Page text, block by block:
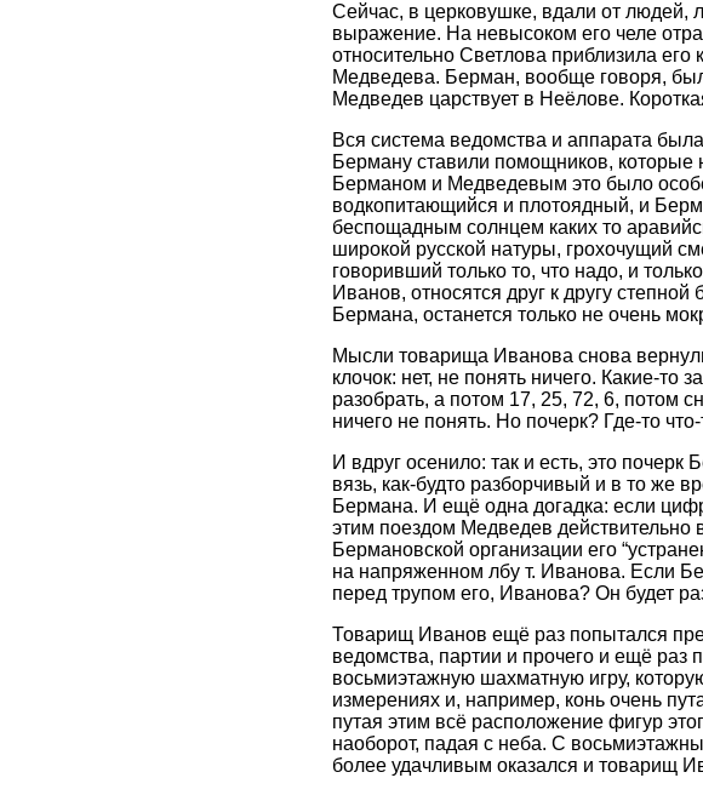
Сейчас, в церковушке, вдали от людей,
выражение. На невысоком его челе
относительно Светлова приблизила
Медведева. Берман, вообще говоря,
Медведев царствует в Неёлове.
Вся система ведомства и аппарата
Берману ставили помощников, которые
Берманом и Медведевым это было
водкопитающийся и плотоядный, и
беспощадным солнцем каких то
широкой русской натуры, грохочущий
говоривший только то, что надо, и
Иванов, относятся друг к другу
Бермана, останется только не очень
Мысли товарища Иванова снова
клочок: нет, не понять ничего. Какие-
разобрать, а потом 17, 25, 72, 6, потом
ничего не понять. Но почерк? Где-то
И вдруг осенило: так и есть, это
вязь, как-будто разборчивый и в то же
Бермана. И ещё одна догадка: если
этим поездом Медведев действительно
Бермановской организации его
на напряженном лбу т. Иванова. Если
перед трупом его, Иванова? Он будет
Товарищ Иванов ещё раз попытался
ведомства, партии и прочего и ещё раз
восьмиэтажную шахматную игру,
измерениях и, например, конь очень
путая этим всё расположение фигур
наоборот, падая с неба. С
более удачливым оказался и товарищ